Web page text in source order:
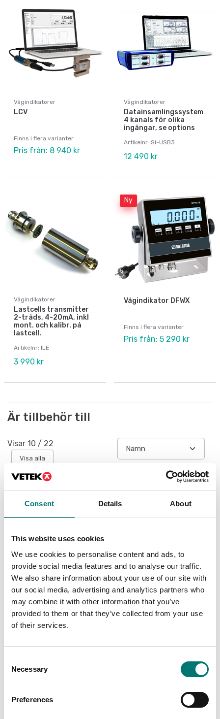
Consent Details About
This website uses cookies
We use cookies to personalise content and ads, to
provide social media features and to analyse our traffic.
We also share information about your use of our site with
our social media, advertising and analytics partners who
may combine it with other information that you’ve
provided to them or that they’ve collected from your use
of their services.
Selection
Necessary
Preferences
Vågindikatorer
LCV
Finns i flera varianter
Pris från: 8 940 kr
Vågindikatorer
Datainsamlingssystem
4 kanals för olika
ingångar, se options
Artikelnr: SI-USB3
12 490 kr
Vågindikatorer
Lastcells transmitter
2-tråds, 4-20mA, inkl
mont. och kalibr. på
lastcell.
Artikelnr: ILE
3 990 kr
Ny
Vågindikator DFWX
Finns i flera varianter
Pris från: 5 290 kr
Är tillbehör till
Visar 10 / 22
Visa alla
Lastceller
Trådlös
lastcellssändare
Finns i flera varianter
Lastceller
Kabelhylsdon IP40
monterad på
lastcellskabeln.
590 kr